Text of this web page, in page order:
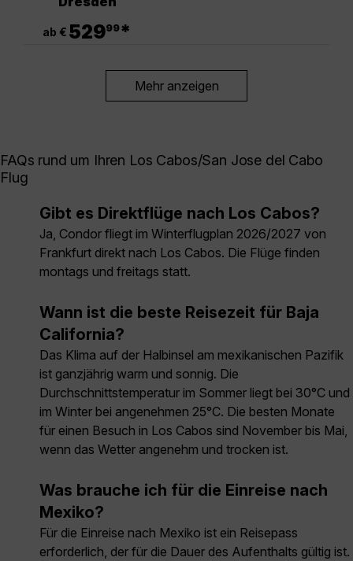
ab € 52999*
Mehr anzeigen
FAQs rund um Ihren Los Cabos/San Jose del Cabo
Flug
Gibt es Direktflüge nach Los Cabos?
Ja, Condor fliegt im Winterflugplan 2026/2027 von
Frankfurt direkt nach Los Cabos. Die Flüge finden
montags und freitags statt.
Wann ist die beste Reisezeit für Baja
California?
Das Klima auf der Halbinsel am mexikanischen Pazifik
ist ganzjährig warm und sonnig. Die
Durchschnittstemperatur im Sommer liegt bei 30°C und
im Winter bei angenehmen 25°C. Die besten Monate
für einen Besuch in Los Cabos sind November bis Mai,
wenn das Wetter angenehm und trocken ist.
Was brauche ich für die Einreise nach
Mexiko?
Für die Einreise nach Mexiko ist ein Reisepass
erforderlich, der für die Dauer des Aufenthalts gültig ist.